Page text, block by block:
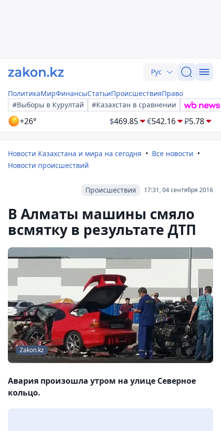
Рус
ПолитикаМирФинансыСтатьиПроисшествияПраво
#Выборы в Курултай
#Казахстан в сравнении
+26° $469.85 €542.16 ₽5.78
Новости Казахстана и мира на сегодня
Все новости
Новости происшествий
17:31, 04 сентября 2016
Происшествия
В Алматы машины смяло
всмятку в результате ДТП
Zakon.kz
Авария произошла утром на улице Северное
кольцо.